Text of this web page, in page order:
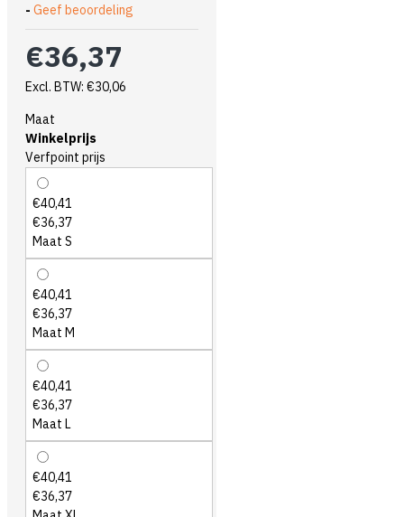
- Geef beoordeling
€36,37
Excl. BTW: €30,06
Maat
Winkelprijs
Verfpoint prijs
€40,41
€36,37
Maat S
€40,41
€36,37
Maat M
€40,41
€36,37
Maat L
€40,41
€36,37